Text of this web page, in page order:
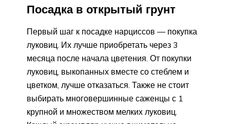
Посадка в открытый грунт
Первый шаг к посадке нарциссов — покупка
луковиц. Их лучше приобретать через 3
месяца после начала цветения. От покупки
луковиц, выкопанных вместе со стеблем и
цветком, лучше отказаться. Также не стоит
выбирать многовершинные саженцы с 1
крупной и множеством мелких луковиц.